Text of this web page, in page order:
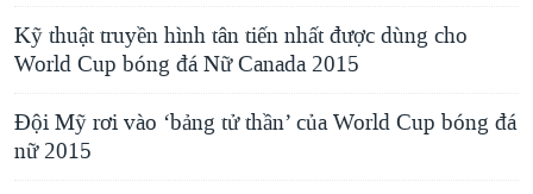
Kỹ thuật truyền hình tân tiến nhất được dùng cho
World Cup bóng đá Nữ Canada 2015
Đội Mỹ rơi vào ‘bảng tử thần’ của World Cup bóng đá
nữ 2015